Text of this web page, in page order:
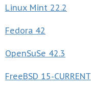
Linux Mint 22.2
Fedora 42
OpenSuSe 42.3
FreeBSD 15-CURRENT